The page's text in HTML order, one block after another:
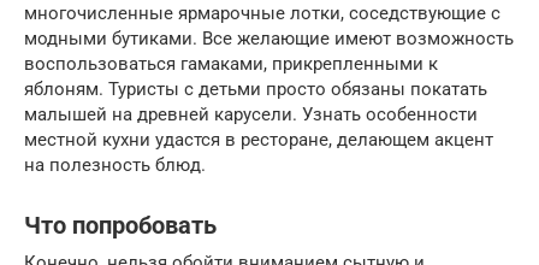
многочисленные ярмарочные лотки, соседствующие с
модными бутиками. Все желающие имеют возможность
воспользоваться гамаками, прикрепленными к
яблоням. Туристы с детьми просто обязаны покатать
малышей на древней карусели. Узнать особенности
местной кухни удастся в ресторане, делающем акцент
на полезность блюд.
Что попробовать